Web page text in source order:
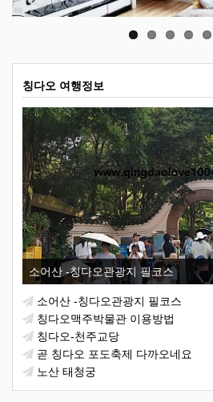
Previous
칭다오 여행정보
소어산 -칭다오관광지 필코스
소어산 -칭다오관광지 필코스
칭다오맥주박물관 이용방법
칭다오-천주교당
곧 칭다오 포도축제 다까오네요
노산 태청궁